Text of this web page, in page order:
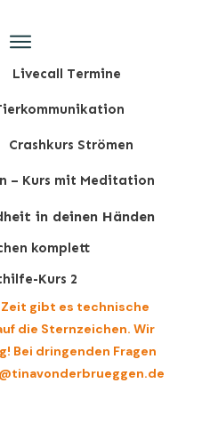
Livecall Termine
Crashkurs Strömen
– Kurs mit Meditation
in deinen Händen
komplett
Kurs 2
gibt es technische
die Sternzeichen. Wir
Bei dringenden Fragen